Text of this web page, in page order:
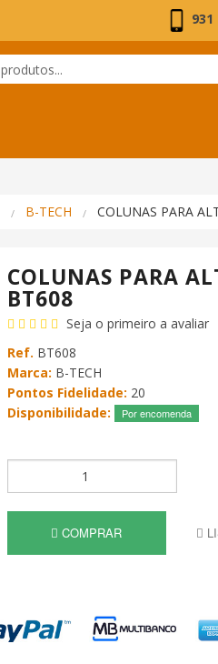
931
B-TECH COLUNAS PARA
COLUNAS PARA
BT608
Seja o primeiro a avaliar
Ref. BT608
Marca: B-TECH
Pontos Fidelidade: 20
Disponibilidade:
Por encomenda
COMPRAR